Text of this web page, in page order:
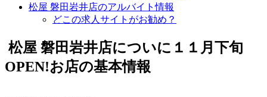
松屋 磐田岩井店のアルバイト情報
どこの求人サイトがお勧め？
松屋 磐田岩井店についに１１月下旬
OPEN!お店の基本情報